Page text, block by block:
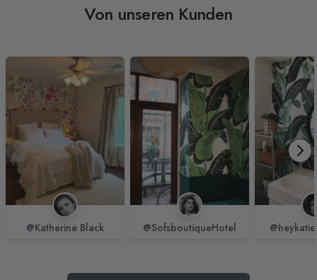
Von unseren Kunden
@Katherine Black @SofsboutiqueHotel